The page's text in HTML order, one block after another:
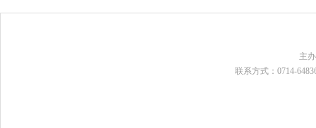
主
联系方式：0714-